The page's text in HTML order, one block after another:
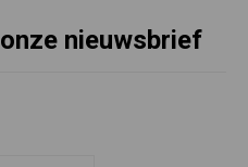
nieuwsbrief